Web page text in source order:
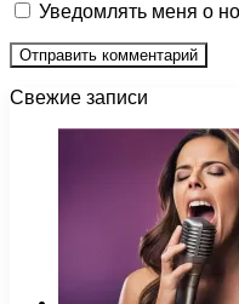
Уведомлять меня о
Свежие записи